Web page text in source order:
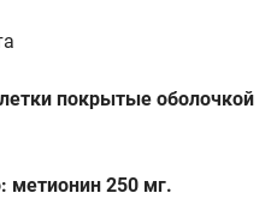
покрытые оболочкой
метионин 250 мг.